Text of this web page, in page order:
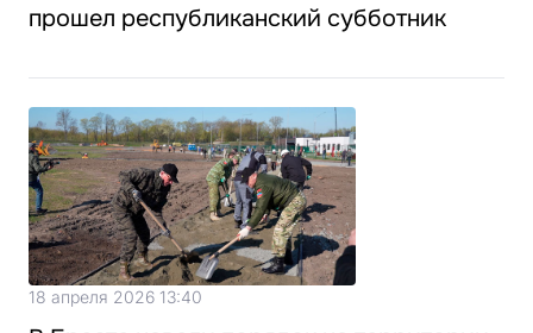
прошел республиканский субботник
18 апреля 2026 13:40